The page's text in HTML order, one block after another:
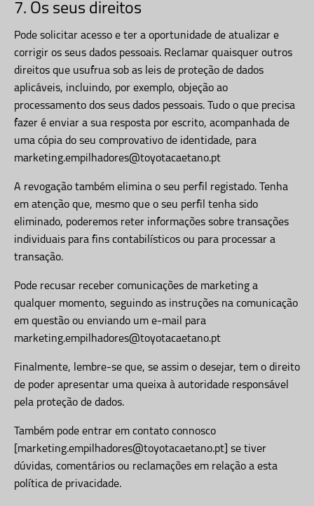
7. Os seus direitos
Pode solicitar acesso e ter a oportunidade de atualizar e
corrigir os seus dados pessoais. Reclamar quaisquer outros
direitos que usufrua sob as leis de proteção de dados
aplicáveis, incluindo, por exemplo, objeção ao
processamento dos seus dados pessoais. Tudo o que precisa
fazer é enviar a sua resposta por escrito, acompanhada de
uma cópia do seu comprovativo de identidade, para
marketing.empilhadores@toyotacaetano.pt
A revogação também elimina o seu perfil registado. Tenha
em atenção que, mesmo que o seu perfil tenha sido
eliminado, poderemos reter informações sobre transações
individuais para fins contabilísticos ou para processar a
transação.
Pode recusar receber comunicações de marketing a
qualquer momento, seguindo as instruções na comunicação
em questão ou enviando um e-mail para
marketing.empilhadores@toyotacaetano.pt
Finalmente, lembre-se que, se assim o desejar, tem o direito
de poder apresentar uma queixa à autoridade responsável
pela proteção de dados.
Também pode entrar em contato connosco
[marketing.empilhadores@toyotacaetano.pt] se tiver
dúvidas, comentários ou reclamações em relação a esta
política de privacidade.